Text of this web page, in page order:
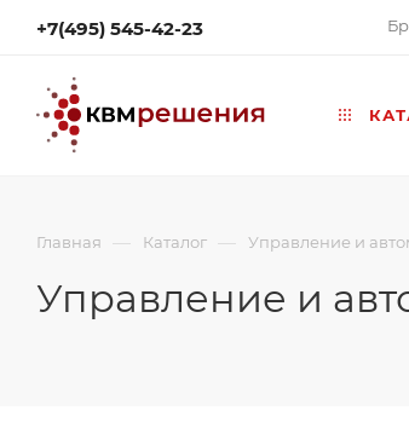
+7(495) 545-42-23
Главная — Каталог — Управление и
Управление и